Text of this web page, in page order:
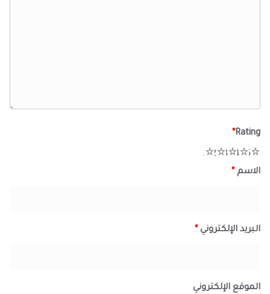
Rating
*
5
4
3
2
الاسم *
البريد الإلكتروني *
الموقع الإلكتروني